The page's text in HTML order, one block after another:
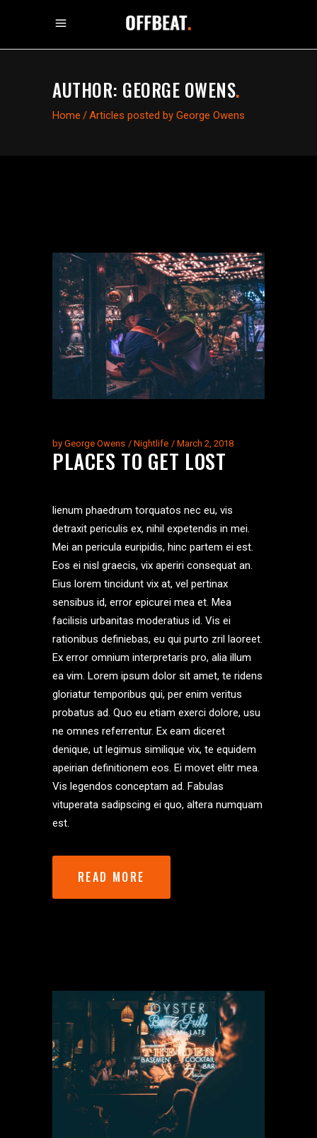
AUTHOR: GEORGE OWENS.
Home /Articles posted by George Owens
by George Owens Nightlife March 2, 2018
PLACES TO GET LOST
lienum phaedrum torquatos nec eu, vis
detraxit periculis ex, nihil expetendis in mei.
Mei an pericula euripidis, hinc partem ei est.
Eos ei nisl graecis, vix aperiri consequat an.
Eius lorem tincidunt vix at, vel pertinax
sensibus id, error epicurei mea et. Mea
facilisis urbanitas moderatius id. Vis ei
rationibus definiebas, eu qui purto zril laoreet.
Ex error omnium interpretaris pro, alia illum
ea vim. Lorem ipsum dolor sit amet, te ridens
gloriatur temporibus qui, per enim veritus
probatus ad. Quo eu etiam exerci dolore, usu
ne omnes referrentur. Ex eam diceret
denique, ut legimus similique vix, te equidem
apeirian definitionem eos. Ei movet elitr mea.
Vis legendos conceptam ad. Fabulas
vituperata sadipscing ei quo, altera numquam
est.
READ MORE